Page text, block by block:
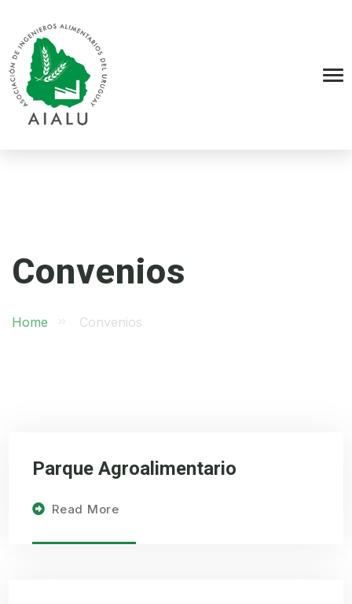
Convenios
Home Convenios
Parque Agroalimentario
Read More